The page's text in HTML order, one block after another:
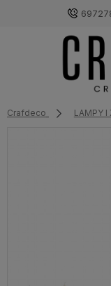
Crafdeco LAMPY I